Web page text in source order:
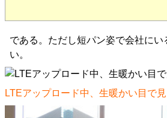
である。ただし短パン姿で会社に
い。
LTEアップロード中、生暖かい目で